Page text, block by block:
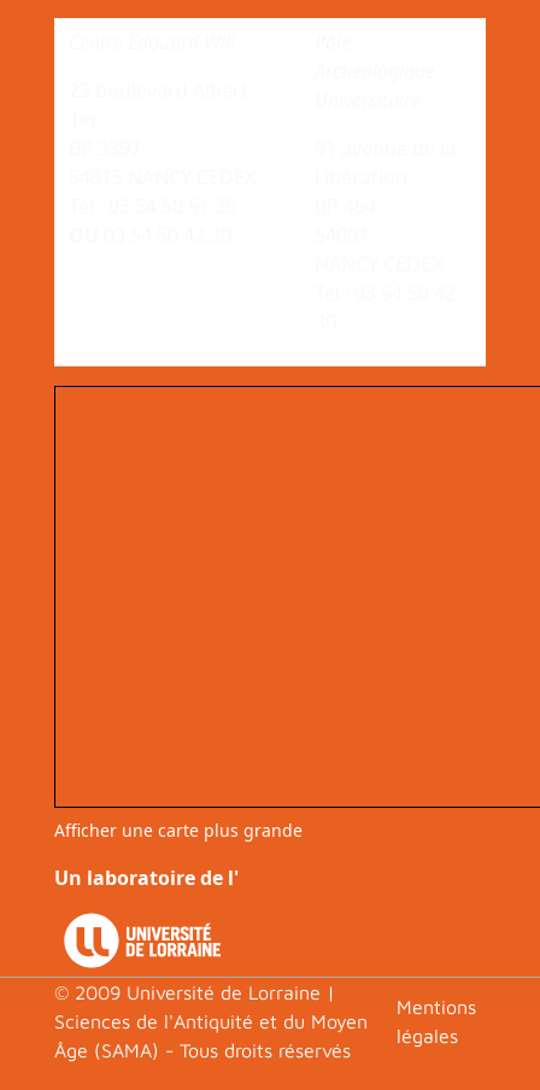
Afficher une carte plus grande
Un laboratoire de l'
© 2009 Université de Lorraine |
Sciences de l'Antiquité et du Moyen
Âge (SAMA) - Tous droits réservés
Footer
Mentions
légales